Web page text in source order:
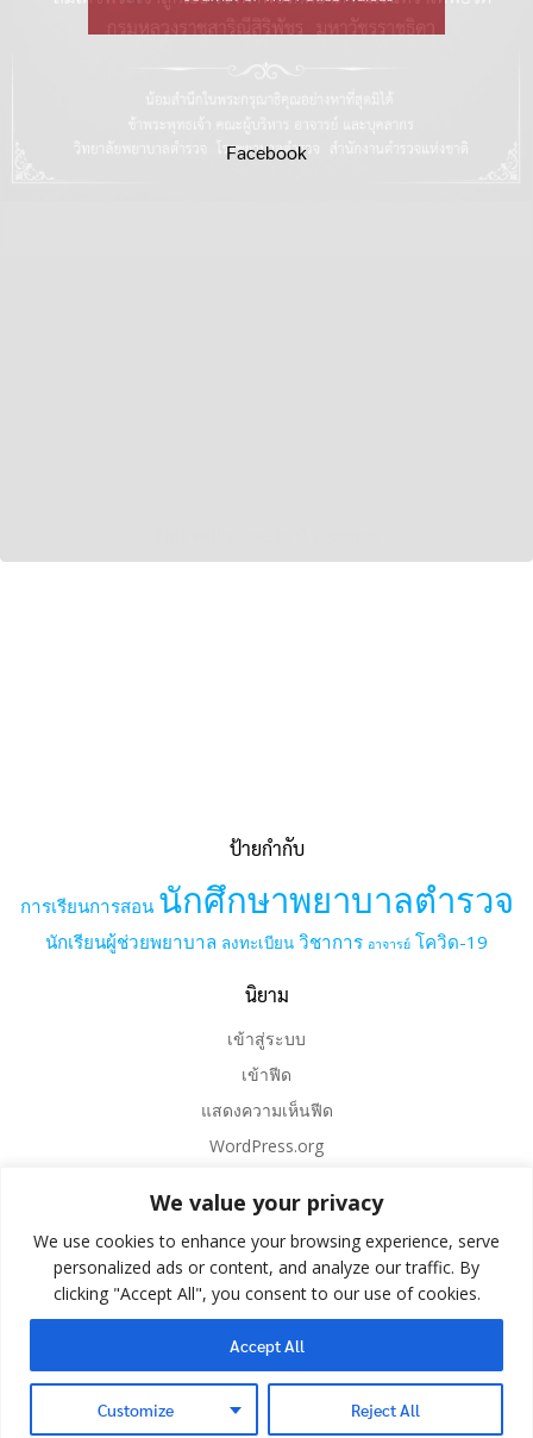
We value your privacy
We use cookies to enhance your browsing experience, serve
personalized ads or content, and analyze our traffic. By
clicking "Accept All", you consent to our use of cookies.
Customize Reject All
Accept All
Facebook
ป้ายกำกับ
การเรียนการสอน นักศึกษาพยาบาลตำรวจ
นักเรียนผู้ช่วยพยาบาล ลงทะเบียน วิชาการ อาจารย์ โควิด-19
นิยาม
เข้าสู่ระบบ
เข้าฟีด
แสดงความเห็นฟีด
WordPress.org
© 2026 . Created for free using WordPress andColibri